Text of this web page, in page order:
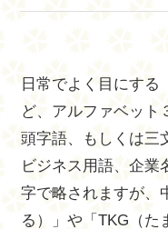
日常でよく目にする
ど、アルファベット
頭字語、もしくは三
ビジネス用語、企業
字で略されますが、
る）」や「TKG（た